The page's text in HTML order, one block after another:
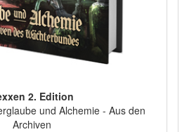
2. Edition
und Alchemie - Aus den
Archiven